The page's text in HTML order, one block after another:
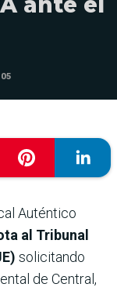
Auténtico
al Tribunal
solicitando
de Central,